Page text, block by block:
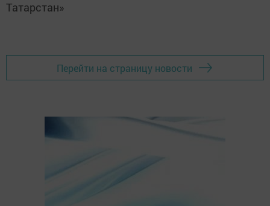
Татарстан»
Перейти на страницу новости